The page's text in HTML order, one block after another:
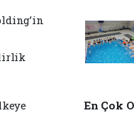
En Çok